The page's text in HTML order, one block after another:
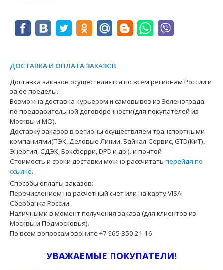
ДОСТАВКА И ОПЛАТА ЗАКАЗОВ
Доставка заказов осуществляется по всем регионам России и
за ее пределы.
Возможна доставка курьером и самовывоз из Зеленограда
по предварительной договоренности(для покупателей из
Москвы и МО).
Доставку заказов в регионы осуществляем транспортными
компаниями(ПЭК, Деловые Линии, Байкал-Сервис, GTD(КиТ),
Энергия, СДЭК, Боксберри, DPD и др.). и почтой
Стоимость и сроки доставки можно рассчитать перейдя по
ссылке.
Способы оплаты заказов:
Перечислением на расчетный счет или на карту VISA
Сбербанка России.
Наличными в момент получения заказа (для клиентов из
Москвы и Подмосковья).
По всем вопросам звоните +7 965 350 21 16
УВАЖАЕМЫЕ ПОКУПАТЕЛИ!